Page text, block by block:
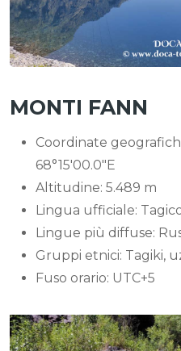
MONTI FANN
Coordinate
68°15′00.0″E
Altitudine: 5.489 m
Lingua ufficiale:
Lingue più diffuse:
Gruppi etnici: Tagiki,
Fuso orario: UTC+5